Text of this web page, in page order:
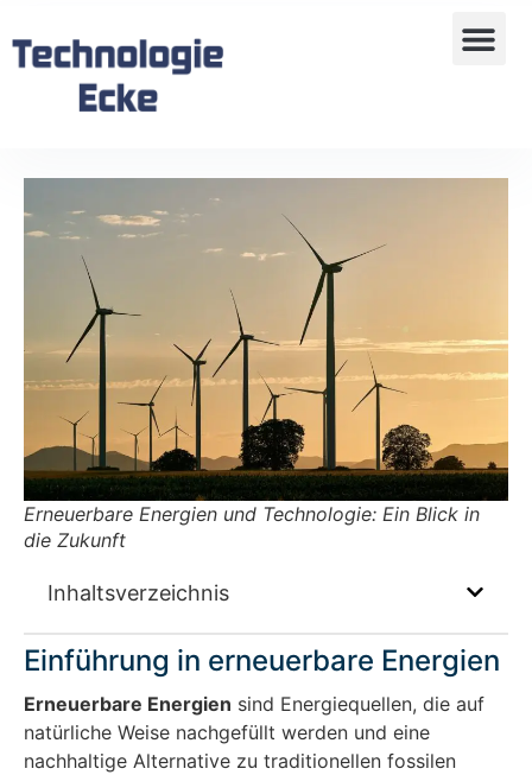
Erneuerbare Energien und Technologie: Ein Blick in
die Zukunft
Inhaltsverzeichnis
Einführung in erneuerbare Energien
Erneuerbare Energien sind Energiequellen, die auf
natürliche Weise nachgefüllt werden und eine
nachhaltige Alternative zu traditionellen fossilen